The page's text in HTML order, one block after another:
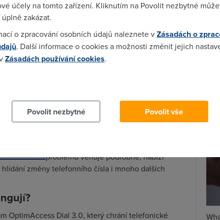
k čemu je tento program dobrý. Tiscali se
problému věnuje podrobně, nabízí
změny telefonního čísla i mnoho dalších
OptimAccess Dial 3.0, který chrání telefonické
účely na tomto zařízení. Kliknutím na Povolit nezbytné
zakázat.
o zpracování osobních údajů naleznete vZásadách o
. Další informace o cookies a možnosti změnit jejich
Zásadách používání cookies.
Povolit nezbytné
Povolit vše